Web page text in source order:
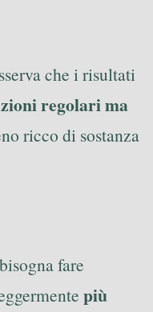
che i risultati
regolari ma
ricco di sostanza
fare
più